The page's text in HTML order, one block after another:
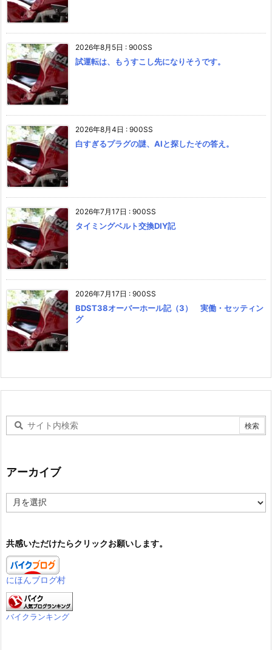
2026年8月5日 : 900SS
試運転は、もうすこし先になりそうです。
2026年8月4日 : 900SS
白すぎるプラグの謎、AIと探したその答え。
2026年7月17日 : 900SS
タイミングベルト交換DIY記
2026年7月17日 : 900SS
BDST38オーバーホール記（3） 実働・セッティン
グ
アーカイブ
ー
ブ
共感いただけたらクリックお願いします。
にほんブログ村
バイクランキング